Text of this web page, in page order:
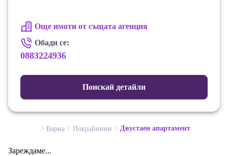
Още имоти от същата агенция
Обади се:
0883224936
Поискай детайли
Варна Покрайнини Двустаен апартамент
Зареждаме...